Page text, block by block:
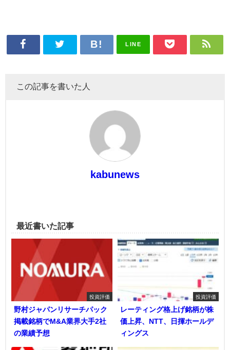
LINE
この記事を書いた人
kabunews
最近書いた記事
投資評価
野村ジャパンリサーチパック
掲載銘柄でM&A業界大手2社
の業績予想
投資評価
レーティング格上げ銘柄が株
価上昇、NTT、日揮ホールデ
ィングス